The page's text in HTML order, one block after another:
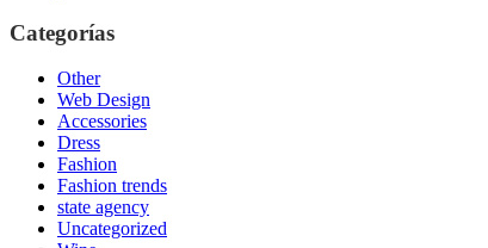
Categorías
Other
Web Design
Accessories
Dress
Fashion
Fashion trends
state agency
Uncategorized